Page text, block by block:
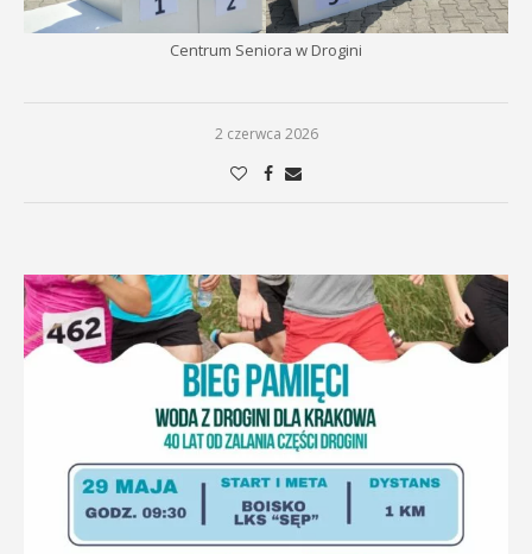
Centrum Seniora w Drogini
2 czerwca 2026